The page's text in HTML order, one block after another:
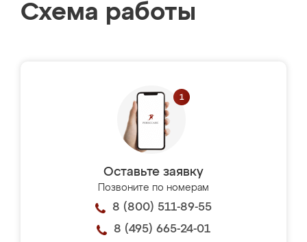
Схема работы
Оставьте заявку
Позвоните по номерам
8 (800) 511-89-55
8 (495) 665-24-01